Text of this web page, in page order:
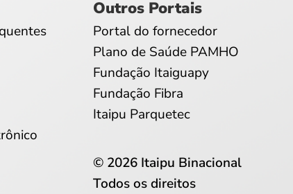
Outros Portais
Portal do fornecedor
Plano de Saúde PAMHO
Fundação Itaiguapy
Fundação Fibra
Itaipu Parquetec
© 2026 Itaipu Binacional
Todos os direitos